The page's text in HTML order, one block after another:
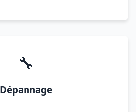
🔧
Dépannage